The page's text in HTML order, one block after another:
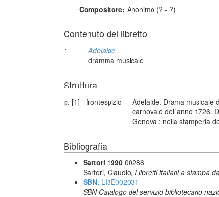
Compositore: Anonimo (? - ?)
Contenuto del libretto
1
Adelaide
dramma musicale
Struttura
p. [1] - frontespizio
Adelaide. Drama musicale
carnovale dell'anno 1726.
Genova : nella stamperia
Bibliografia
Sartori 1990 00286
Sartori, Claudio, I libretti italiani a stampa
SBN: LI3E002031
SBN Catalogo del servizio bibliotecario